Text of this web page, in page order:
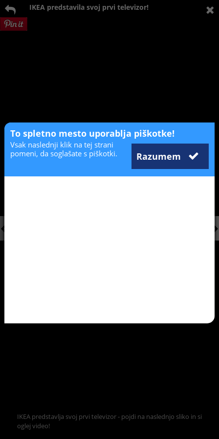
IKEA predstavila svoj prvi televizor!
IKEA predstavlja svoj prvi televizor - pojdi na naslednjo sliko in si
oglej video!
To spletno mesto uporablja piškotke!
Razumem
Vsak naslednji klik na tej strani
pomeni, da soglašate s piškotki.